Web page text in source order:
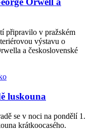
připravilo v pražském
výstavu o
a československé
luskouna
se v noci na pondělí 1.
krátkoocasého.